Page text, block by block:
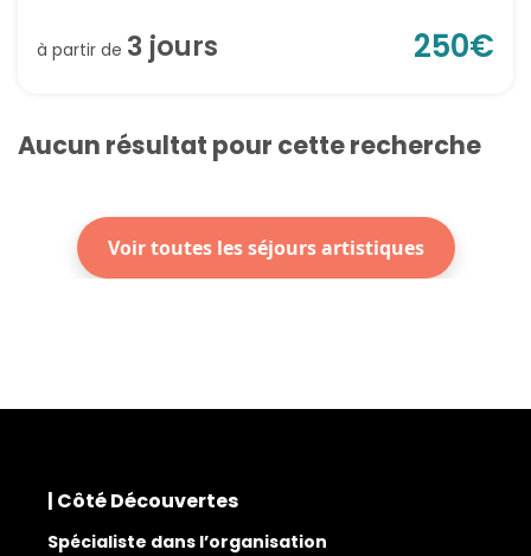
à partir de 3 jours 250€
Aucun résultat pour cette recherche
Voir toutes les séjours artistiques
| Côté Découvertes
Spécialiste dans l’organisation